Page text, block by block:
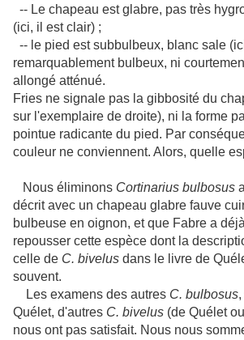
-- Le chapeau est glabre, pas très
(ici, il est clair) ;
-- le pied est subbulbeux, blanc sale
remarquablement bulbeux, ni
allongé atténué.
Fries ne signale pas la gibbosité du
sur l'exemplaire de droite), ni la forme
pointue radicante du pied. Par
couleur ne conviennent. Alors, quelle
Nous éliminons Cortinarius bulbosus
décrit avec un chapeau glabre fauve
bulbeuse en oignon, et que Fabre a
repousser cette espèce dont la
celle de C. bivelus dans le livre de
souvent.
Les examens des autres C. bulbosus
Quélet, d'autres C. bivelus (de Quélet
nous ont pas satisfait. Nous nous